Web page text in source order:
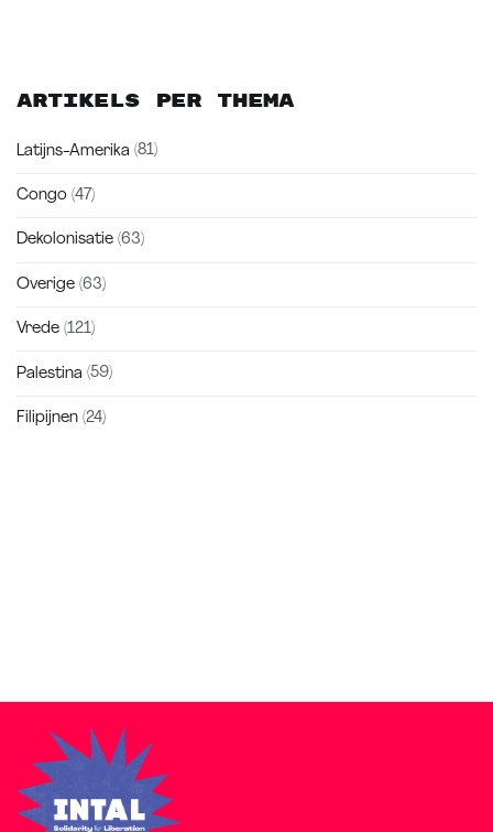
Artikels per thema
Latijns-Amerika (81)
Congo (47)
Dekolonisatie (63)
Overige (63)
Vrede (121)
Palestina (59)
Filipijnen (24)